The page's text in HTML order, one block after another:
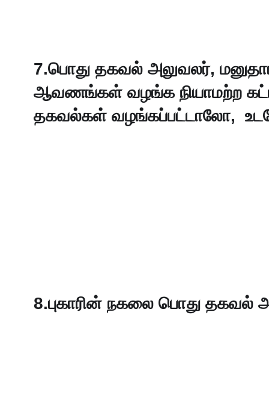
7.பொது தகவல் அலுவலர்,
ஆவணங்கள் வழங்க நியாமற்ற
தகவல்கள் வழங்கப்பட்டாலோ,
8.புகாரின் நகலை பொது தகவல்